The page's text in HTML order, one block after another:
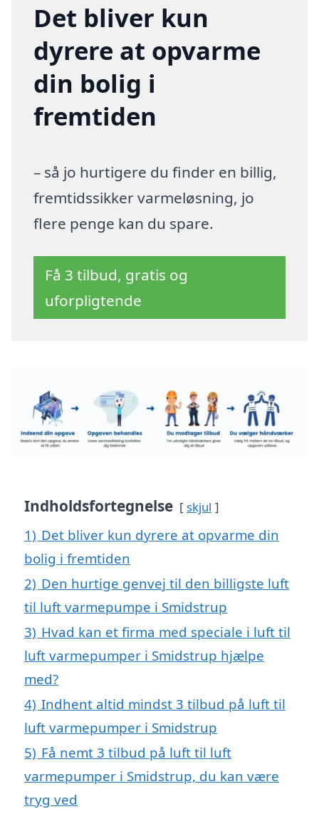
Det bliver kun
dyrere at opvarme
din bolig i
fremtiden
– så jo hurtigere du finder en billig,
fremtidssikker varmeløsning, jo
flere penge kan du spare.
Få 3 tilbud, gratis og
uforpligtende
Indholdsfortegnelse skjul
1) Det bliver kun dyrere at opvarme din
bolig i fremtiden
2) Den hurtige genvej til den billigste luft
til luft varmepumpe i Smidstrup
3) Hvad kan et firma med speciale i luft til
luft varmepumper i Smidstrup hjælpe
med?
4) Indhent altid mindst 3 tilbud på luft til
luft varmepumper i Smidstrup
5) Få nemt 3 tilbud på luft til luft
varmepumper i Smidstrup, du kan være
tryg ved